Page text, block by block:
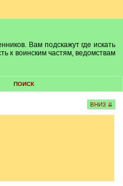
Вам подскажут где искать
к воинским частям, ведомствам
ПОИСК
ВНИЗ ⇊